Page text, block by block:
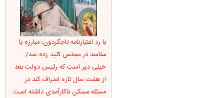
با رد اعتبارنامه تاجگردون؛ مبارزه با
مفاسد در مجلس کلید زده شد/
خیلی دیر است که رئیس دولت بعد
از هفت سال تازه اعتراف کند در
مسئله مسکن ناکارآمدی داشته است